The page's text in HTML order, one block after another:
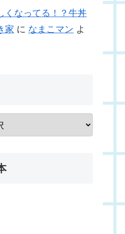
くなってる！？牛丼
家 に なまこマン よ